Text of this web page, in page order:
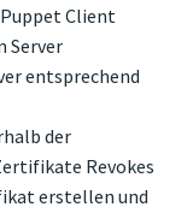
Client
Server
entsprechend
der
Revokes
erstellen und